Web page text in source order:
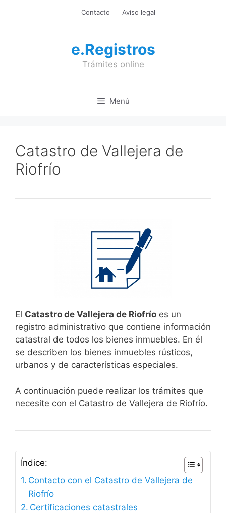
Contacto Aviso legal
e.Registros
Trámites online
Menú
Catastro de Vallejera de
Riofrío
El Catastro de Vallejera de Riofrío es un
registro administrativo que contiene información
catastral de todos los bienes inmuebles. En él
se describen los bienes inmuebles rústicos,
urbanos y de características especiales.
A continuación puede realizar los trámites que
necesite con el Catastro de Vallejera de Riofrío.
Índice:
Contacto con el Catastro de Vallejera de
Riofrío
Certificaciones catastrales